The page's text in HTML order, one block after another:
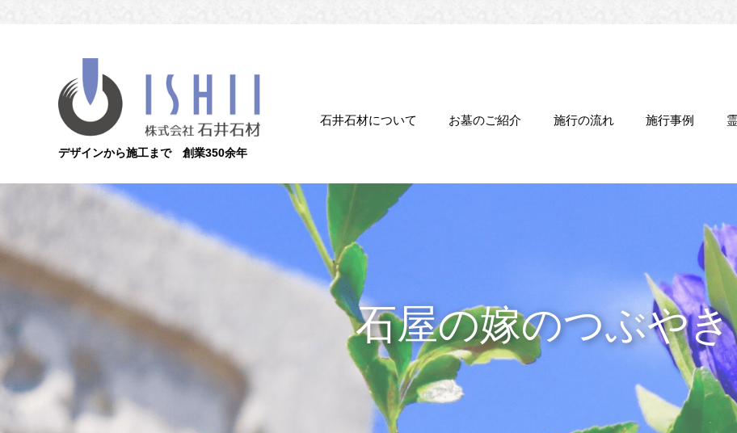
デザインから施工まで 創業350余年
石井石材について お墓のご紹介 施行の流れ 施行事例
石屋の嫁のつぶやき